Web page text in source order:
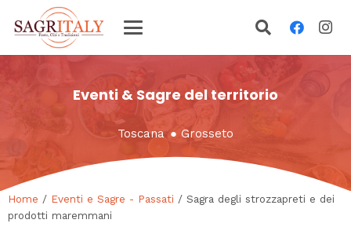
Eventi & Sagre del territorio
Toscana ●Grosseto
Home / Eventi e Sagre - Passati / Sagra degli strozzapreti e dei
prodotti maremmani